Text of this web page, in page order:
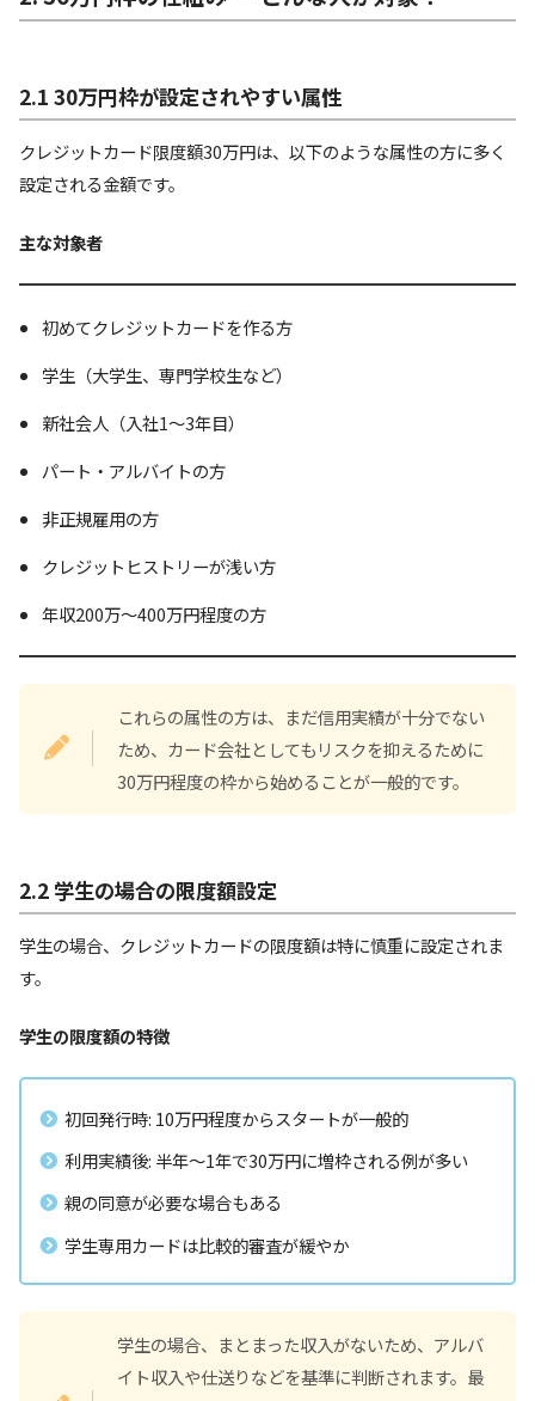
2.1 30万円枠が設定されやすい属性
クレジットカード限度額30万円は、以下のような属性の方に多く
設定される金額です。
主な対象者
初めてクレジットカードを作る方
学生（大学生、専門学校生など）
新社会人（入社1～3年目）
パート・アルバイトの方
非正規雇用の方
クレジットヒストリーが浅い方
年収200万～400万円程度の方
これらの属性の方は、まだ信用実績が十分でない
ため、カード会社としてもリスクを抑えるために
30万円程度の枠から始めることが一般的です。
2.2 学生の場合の限度額設定
学生の場合、クレジットカードの限度額は特に慎重に設定されま
す。
学生の限度額の特徴
初回発行時: 10万円程度からスタートが一般的
利用実績後: 半年～1年で30万円に増枠される例が多い
親の同意が必要な場合もある
学生専用カードは比較的審査が緩やか
学生の場合、まとまった収入がないため、アルバ
イト収入や仕送りなどを基準に判断されます。最